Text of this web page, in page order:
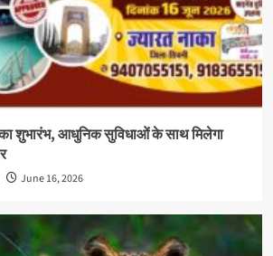
शुभारंभ, आधुनिक सुविधाओं के साथ मिलेगा
June 16, 2026